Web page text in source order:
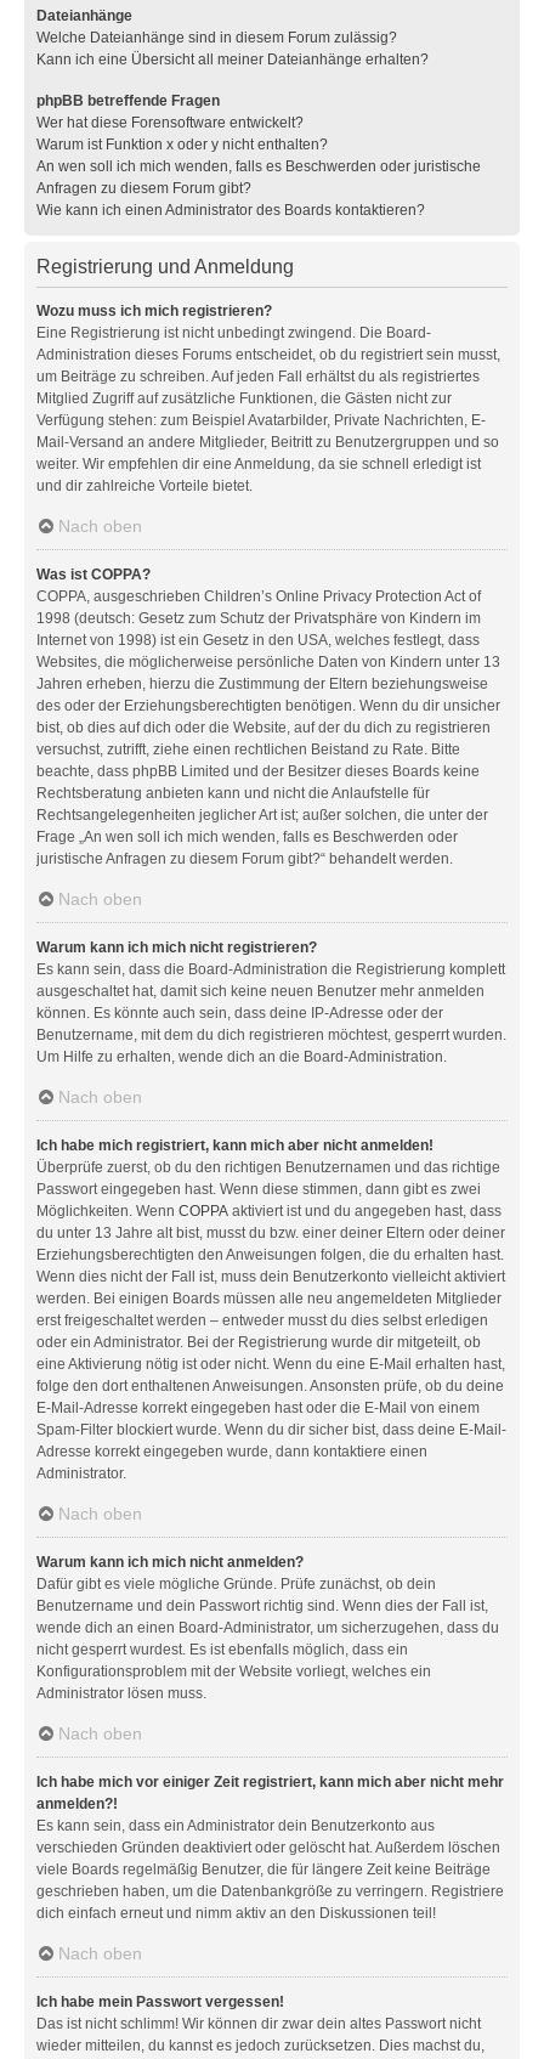
Dateianhänge
Welche Dateianhänge sind in diesem Forum zulässig?
Kann ich eine Übersicht all meiner Dateianhänge erhalten?
phpBB betreffende Fragen
Wer hat diese Forensoftware entwickelt?
Warum ist Funktion x oder y nicht enthalten?
An wen soll ich mich wenden, falls es Beschwerden oder juristische
Anfragen zu diesem Forum gibt?
Wie kann ich einen Administrator des Boards kontaktieren?
Registrierung und Anmeldung
Wozu muss ich mich registrieren?
Eine Registrierung ist nicht unbedingt zwingend. Die Board-
Administration dieses Forums entscheidet, ob du registriert sein musst,
um Beiträge zu schreiben. Auf jeden Fall erhältst du als registriertes
Mitglied Zugriff auf zusätzliche Funktionen, die Gästen nicht zur
Verfügung stehen: zum Beispiel Avatarbilder, Private Nachrichten, E-
Mail-Versand an andere Mitglieder, Beitritt zu Benutzergruppen und so
weiter. Wir empfehlen dir eine Anmeldung, da sie schnell erledigt ist
und dir zahlreiche Vorteile bietet.
Nach oben
Was ist COPPA?
COPPA, ausgeschrieben Children’s Online Privacy Protection Act of
1998 (deutsch: Gesetz zum Schutz der Privatsphäre von Kindern im
Internet von 1998) ist ein Gesetz in den USA, welches festlegt, dass
Websites, die möglicherweise persönliche Daten von Kindern unter 13
Jahren erheben, hierzu die Zustimmung der Eltern beziehungsweise
des oder der Erziehungsberechtigten benötigen. Wenn du dir unsicher
bist, ob dies auf dich oder die Website, auf der du dich zu registrieren
versuchst, zutrifft, ziehe einen rechtlichen Beistand zu Rate. Bitte
beachte, dass phpBB Limited und der Besitzer dieses Boards keine
Rechtsberatung anbieten kann und nicht die Anlaufstelle für
Rechtsangelegenheiten jeglicher Art ist; außer solchen, die unter der
Frage „An wen soll ich mich wenden, falls es Beschwerden oder
juristische Anfragen zu diesem Forum gibt?“ behandelt werden.
Nach oben
Warum kann ich mich nicht registrieren?
Es kann sein, dass die Board-Administration die Registrierung komplett
ausgeschaltet hat, damit sich keine neuen Benutzer mehr anmelden
können. Es könnte auch sein, dass deine IP-Adresse oder der
Benutzername, mit dem du dich registrieren möchtest, gesperrt wurden.
Um Hilfe zu erhalten, wende dich an die Board-Administration.
Nach oben
Ich habe mich registriert, kann mich aber nicht anmelden!
Überprüfe zuerst, ob du den richtigen Benutzernamen und das richtige
Passwort eingegeben hast. Wenn diese stimmen, dann gibt es zwei
Möglichkeiten. Wenn COPPA aktiviert ist und du angegeben hast, dass
du unter 13 Jahre alt bist, musst du bzw. einer deiner Eltern oder deiner
Erziehungsberechtigten den Anweisungen folgen, die du erhalten hast.
Wenn dies nicht der Fall ist, muss dein Benutzerkonto vielleicht aktiviert
werden. Bei einigen Boards müssen alle neu angemeldeten Mitglieder
erst freigeschaltet werden – entweder musst du dies selbst erledigen
oder ein Administrator. Bei der Registrierung wurde dir mitgeteilt, ob
eine Aktivierung nötig ist oder nicht. Wenn du eine E-Mail erhalten hast,
folge den dort enthaltenen Anweisungen. Ansonsten prüfe, ob du deine
E-Mail-Adresse korrekt eingegeben hast oder die E-Mail von einem
Spam-Filter blockiert wurde. Wenn du dir sicher bist, dass deine E-Mail-
Adresse korrekt eingegeben wurde, dann kontaktiere einen
Administrator.
Nach oben
Warum kann ich mich nicht anmelden?
Dafür gibt es viele mögliche Gründe. Prüfe zunächst, ob dein
Benutzername und dein Passwort richtig sind. Wenn dies der Fall ist,
wende dich an einen Board-Administrator, um sicherzugehen, dass du
nicht gesperrt wurdest. Es ist ebenfalls möglich, dass ein
Konfigurationsproblem mit der Website vorliegt, welches ein
Administrator lösen muss.
Nach oben
Ich habe mich vor einiger Zeit registriert, kann mich aber nicht mehr
anmelden?!
Es kann sein, dass ein Administrator dein Benutzerkonto aus
verschieden Gründen deaktiviert oder gelöscht hat. Außerdem löschen
viele Boards regelmäßig Benutzer, die für längere Zeit keine Beiträge
geschrieben haben, um die Datenbankgröße zu verringern. Registriere
dich einfach erneut und nimm aktiv an den Diskussionen teil!
Nach oben
Ich habe mein Passwort vergessen!
Das ist nicht schlimm! Wir können dir zwar dein altes Passwort nicht
wieder mitteilen, du kannst es jedoch zurücksetzen. Dies machst du,